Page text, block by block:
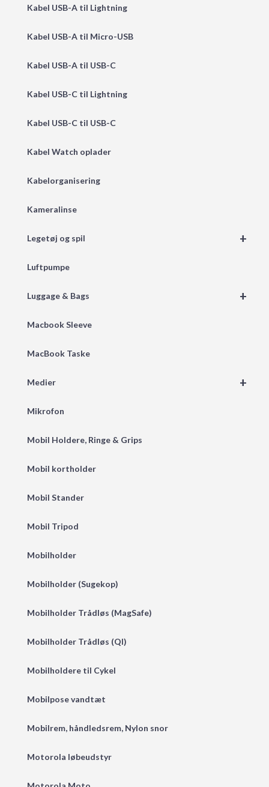
Kabel USB-A til Lightning
Kabel USB-A til Micro-USB
Kabel USB-A til USB-C
Kabel USB-C til Lightning
Kabel USB-C til USB-C
Kabel Watch oplader
Kabelorganisering
Kameralinse
+
Legetøj og spil
Luftpumpe
+
Luggage & Bags
Macbook Sleeve
MacBook Taske
+
Medier
Mikrofon
Mobil Holdere, Ringe & Grips
Mobil kortholder
Mobil Stander
Mobil Tripod
Mobilholder
Mobilholder (Sugekop)
Mobilholder Trådløs (MagSafe)
Mobilholder Trådløs (QI)
Mobilholdere til Cykel
Mobilpose vandtæt
Mobilrem, håndledsrem, Nylon snor
Motorola løbeudstyr